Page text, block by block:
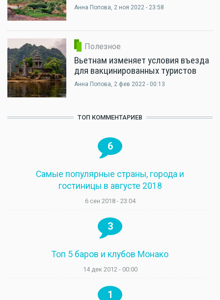
Анна Попова, 2 ноя 2022 - 23:58
Полезное
Вьетнам изменяет условия въезда
для вакцинированных туристов
Анна Попова, 2 фев 2022 - 00:13
ТОП КОММЕНТАРИЕВ
6
Самые популярные страны, города и
гостиницы в августе 2018
6 сен 2018 - 23:04
3
Топ 5 баров и клубов Монако
14 дек 2012 - 00:00
1